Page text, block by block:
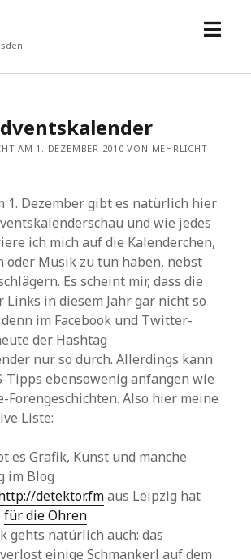
Menü
AM 1. DEZEMBER 2010 VON MEHRLICHT
1. Dezember gibt es natürlich hier
und wie jedes
ich mich auf die Kalenderchen,
oder Musik zu tun haben, nebst
Es scheint mir, dass die
Links in diesem Jahr gar nicht so
im Facebook und Twitter-
der Hashtag
nur so durch. Allerdings kann
Tipps ebensowenig anfangen wie
Forengeschichten. Also hier meine
Liste:
es Grafik, Kunst und manche
im Blog
detektor.fmaus Leipzig hat
für die Ohren
gehts natürlich auch: das
einige Schmankerl auf dem